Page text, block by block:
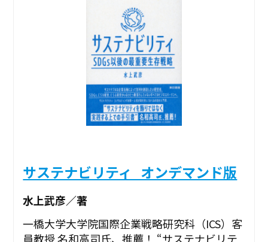
サステナビリティ_オンデマンド版
水上武彦／著
一橋大学大学院国際企業戦略研究科（ICS）客
員教授 名和高司氏、推薦！ “サステナビリテ